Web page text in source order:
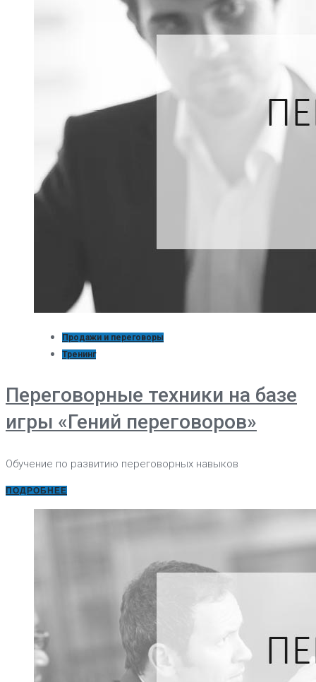
Продажи и переговоры
Тренинг
Переговорные техники на базе
игры «Гений переговоров»
Обучение по развитию переговорных навыков
ПОДРОБНЕЕ